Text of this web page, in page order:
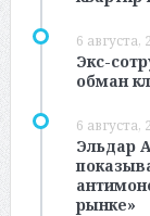
6 августа,
Экс-
обман
6 августа,
Эльдар
рынке»